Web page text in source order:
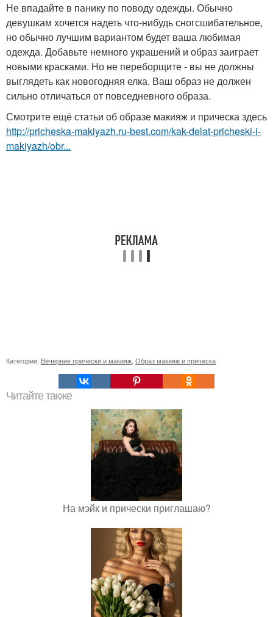
Не впадайте в панику по поводу одежды. Обычно
девушкам хочется надеть что-нибудь сногсшибательное,
но обычно лучшим вариантом будет ваша любимая
одежда. Добавьте немного украшений и образ заиграет
новыми красками. Но не переборщите - вы не должны
выглядеть как новогодняя елка. Ваш образ не должен
сильно отличаться от повседневного образа.
Смотрите ещё статьи об образе макияж и прическа здесь
http://pricheska-makiyazh.ru-best.com/kak-delat-pricheski-i-
makiyazh/obr...
Категории: Вечерние прически и макияж Образ макияж и прическа
Читайте также
На мэйк и прически приглашаю?